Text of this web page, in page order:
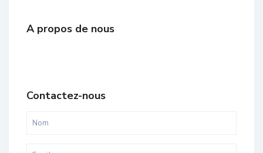
A propos de nous
Contactez-nous